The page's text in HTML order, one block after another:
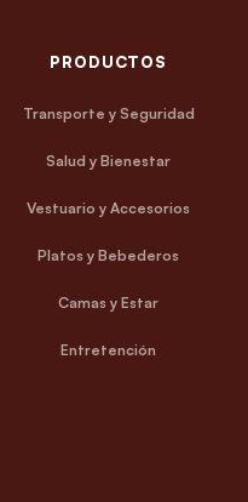
PRODUCTOS
Transporte y Seguridad
Salud y Bienestar
Vestuario y Accesorios
Platos y Bebederos
Camas y Estar
Entretención